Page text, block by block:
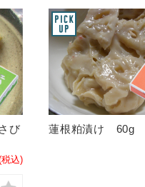
び
税込)
蓮根粕漬け 60g